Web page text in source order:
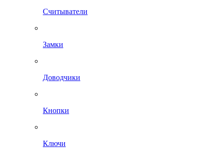
Считыватели
Замки
Доводчики
Кнопки
Ключи